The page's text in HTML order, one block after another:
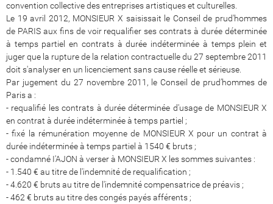
convention collective des entreprises artistiques et culturelles.
Le 19 avril 2012, MONSIEUR X saisissait le Conseil de prud'hommes
de PARIS aux fins de voir requalifier ses contrats à durée déterminée
à temps partiel en contrats à durée indéterminée à temps plein et
juger que la rupture de la relation contractuelle du 27 septembre 2011
doit s'analyser en un licenciement sans cause réelle et sérieuse.
Par jugement du 27 novembre 2011, le Conseil de prud’hommes de
Paris a :
- requalifié les contrats à durée déterminée d'usage de MONSIEUR X
en contrat à durée indéterminée à temps partiel ;
- fixé la rémunération moyenne de MONSIEUR X pour un contrat à
durée indéterminée à temps partiel à 1540 € bruts ;
- condamné I'AJON à verser à MONSIEUR X les sommes suivantes :
- 1.540 € au titre de l'indemnité de requalification ;
- 4.620 € bruts au titre de l'indemnité compensatrice de préavis ;
- 462 € bruts au titre des congés payés afférents ;